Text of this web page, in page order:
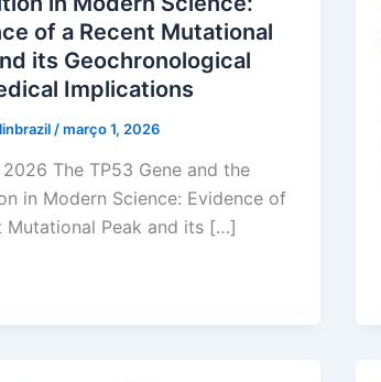
of a Recent Mutational
its Geochronological
Implications
/março 1, 2026
2026 The TP53 Gene and the
in Modern Science: Evidence of
Mutational Peak and its […]